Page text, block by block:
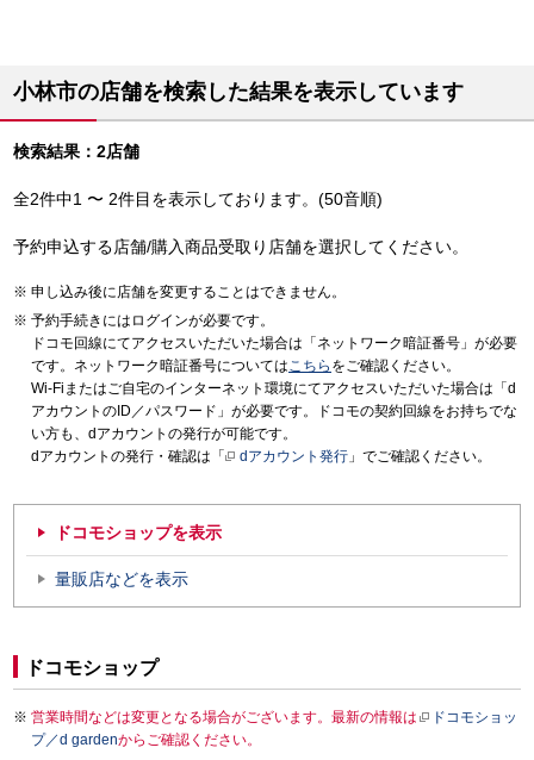
小林市の店舗を検索した結果を表示しています
検索結果：2店舗
全2件中1 〜 2件目を表示しております。(50音順)
予約申込する店舗/購入商品受取り店舗を選択してください。
申し込み後に店舗を変更することはできません。
予約手続きにはログインが必要です。
ドコモ回線にてアクセスいただいた場合は「ネットワーク暗証番号」が必要
です。ネットワーク暗証番号についてはこちら をご確認ください。
Wi-Fiまたはご自宅のインターネット環境にてアクセスいただいた場合は「d
アカウントのID／パスワード」が必要です。ドコモの契約回線をお持ちでな
い方も、dアカウントの発行が可能です。
dアカウントの発行・確認は「
dアカウント発行 」でご確認ください。
ドコモショップを表示
量販店などを表示
ドコモショップ
営業時間などは変更となる場合がございます。最新の情報は
ドコモショッ
プ／d gardenからご確認ください。